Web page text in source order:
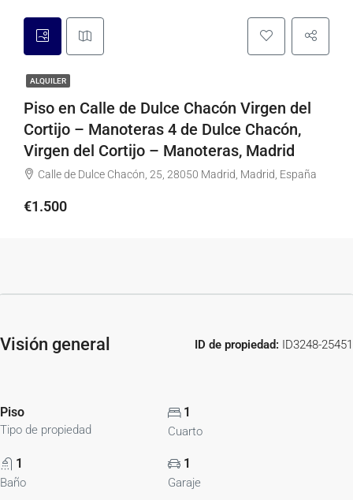
ALQUILER
Piso en Calle de Dulce Chacón Virgen del
Cortijo – Manoteras 4 de Dulce Chacón,
Virgen del Cortijo – Manoteras, Madrid
Calle de Dulce Chacón, 25, 28050 Madrid, Madrid, España
€1.500
Visión general ID de propiedad: ID3248-25451
Piso
Tipo de propiedad
1
Cuarto
1
Baño
1
Garaje